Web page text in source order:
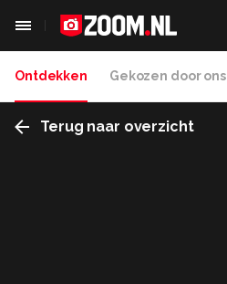
Ontdekken Gekozen door ons
Terug naar overzicht